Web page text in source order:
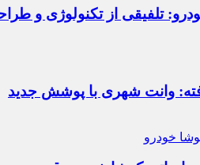
تلفیقی از تکنولوژی و